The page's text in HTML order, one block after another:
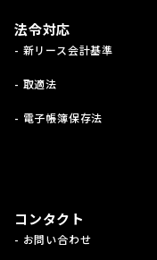
法令対応
- 新リース会計基準
- 取適法
- 電子帳簿保存法
コンタクト
- お問い合わせ